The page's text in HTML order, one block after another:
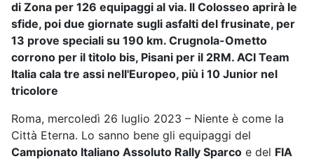
di Zona per 126 equipaggi al via. Il Colosseo aprirà le
sfide, poi due giornate sugli asfalti del frusinate, per
13 prove speciali su 190 km. Crugnola-Ometto
corrono per il titolo bis, Pisani per il 2RM. ACI Team
Italia cala tre assi nell'Europeo, più i 10 Junior nel
tricolore
Roma, mercoledì 26 luglio 2023 – Niente è come la
Città Eterna. Lo sanno bene gli equipaggi del
Campionato Italiano Assoluto Rally Sparco e del FIA